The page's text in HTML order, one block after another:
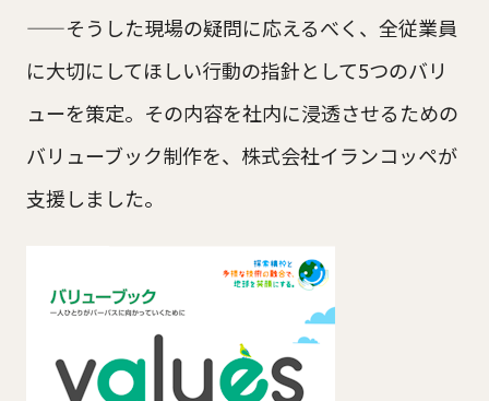
——そうした現場の疑問に応えるべく、全従業員
に大切にしてほしい行動の指針として5つのバリ
ューを策定。その内容を社内に浸透させるための
バリューブック制作を、株式会社イランコッペが
支援しました。